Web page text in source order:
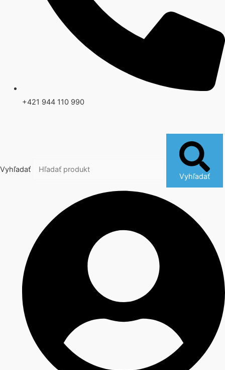
+421 944 110 990
Vyhľadať
Vyhľadať